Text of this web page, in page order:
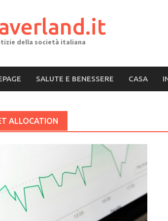
della società italiana
SALUTE E BENESSERE CASA
ALLOCATION